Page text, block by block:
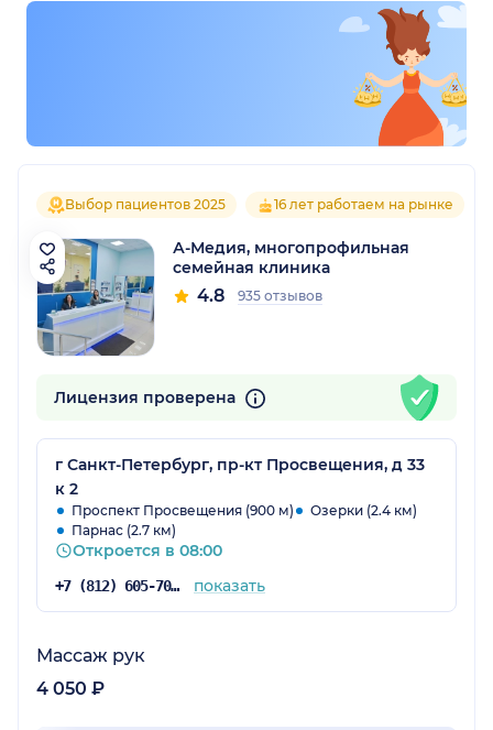
Выбор пациентов 2025 16 лет работаем на рынке
А-Медия, многопрофильная
семейная клиника
4.8 935 отзывов
Лицензия проверена
г Санкт-Петербург, пр-кт Просвещения, д 33
к 2
Проспект Просвещения (900 м)
Озерки (2.4 км)
Парнас (2.7 км)
Откроется в 08:00
+7 (812) 605-70-31 показать
Массаж рук
4 050 ₽